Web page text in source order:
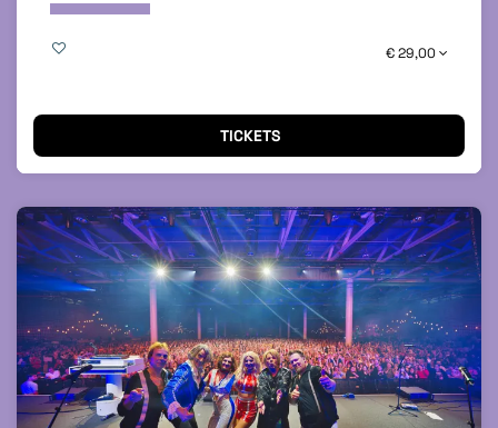
€ 29,00
TICKETS